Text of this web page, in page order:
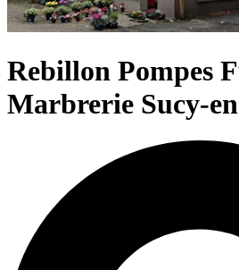
Rebillon Pompes
Marbrerie Sucy-